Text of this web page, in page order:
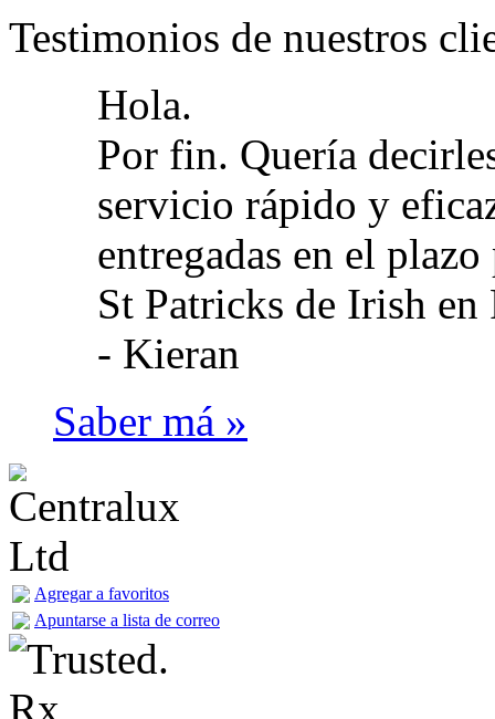
Testimonios de nuestros
Hola.
Por fin. Quería
servicio rápido y
entregadas en el
St Patricks de Irish en
- Kieran
Saber má »
Agregar a favoritos
Apuntarse a lista de correo